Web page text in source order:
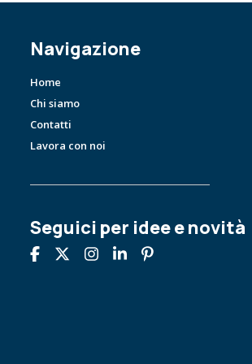
Navigazione
Home
Chi siamo
Contatti
Lavora con noi
Seguici per idee e novità